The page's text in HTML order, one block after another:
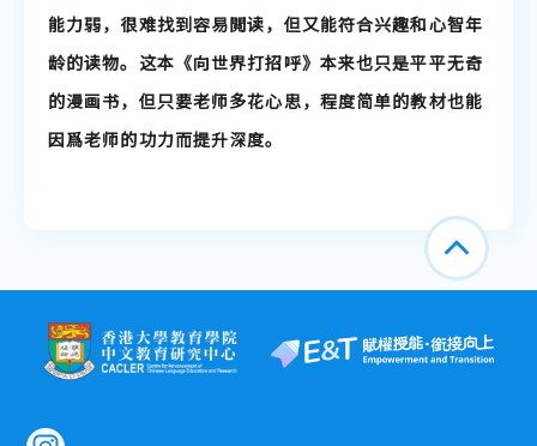
能力弱，很难找到容易閲读，但又能符合兴趣和心智年
龄的读物。这本《向世界打招呼》本来也只是平平无奇
的漫画书，但只要老师多花心思，程度简单的教材也能
因爲老师的功力而提升深度。